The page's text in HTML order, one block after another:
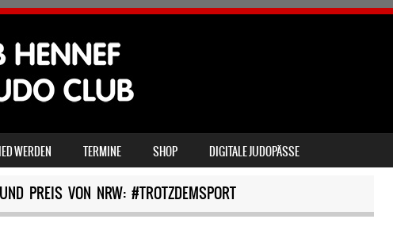
WERDEN TERMINE SHOP DIGITALE JUDOPÄSSE
PREIS VON NRW: #TROTZDEMSPORT